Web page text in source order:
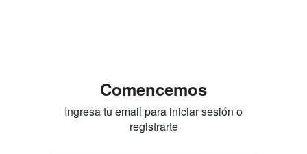
Comencemos
Ingresa tu email para iniciar sesión o
registrarte